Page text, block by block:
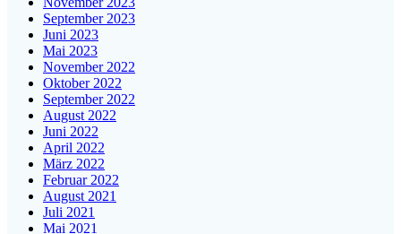
September 2023
Juni 2023
Mai 2023
November 2022
Oktober 2022
September 2022
August 2022
Juni 2022
April 2022
März 2022
Februar 2022
August 2021
Juli 2021
Mai 2021